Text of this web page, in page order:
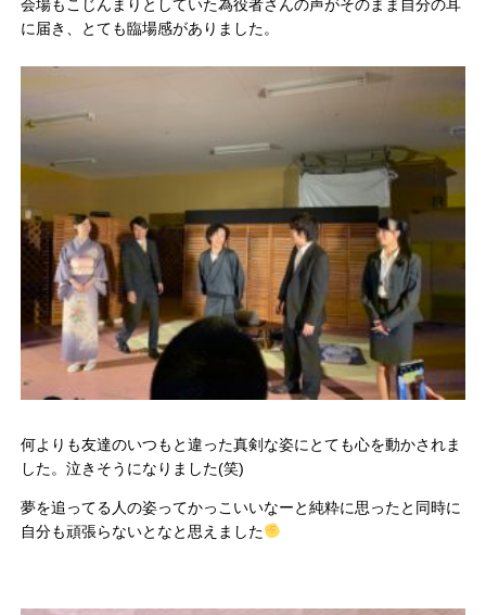
会場もこじんまりとしていた為役者さんの声がそのまま自分の耳
に届き、とても臨場感がありました。
何よりも友達のいつもと違った真剣な姿にとても心を動かされま
した。泣きそうになりました(笑)
夢を追ってる人の姿ってかっこいいなーと純粋に思ったと同時に
自分も頑張らないとなと思えました